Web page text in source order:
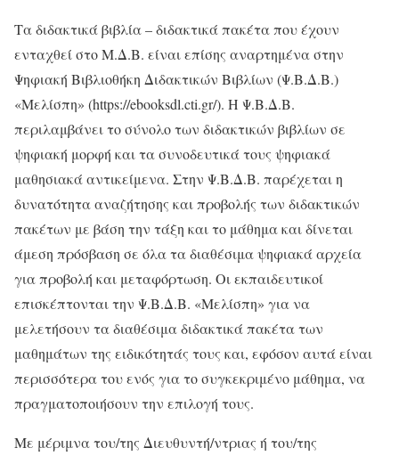
Τα διδακτικά βιβλία – διδακτικά πακέτα που έχουν
ενταχθεί στο Μ.Δ.Β. είναι επίσης αναρτημένα στην
Ψηφιακή Βιβλιοθήκη Διδακτικών Βιβλίων (Ψ.Β.Δ.Β.)
«Μελίσπη» (https://ebooksdl.cti.gr/). Η Ψ.Β.Δ.Β.
περιλαμβάνει το σύνολο των διδακτικών βιβλίων σε
ψηφιακή μορφή και τα συνοδευτικά τους ψηφιακά
μαθησιακά αντικείμενα. Στην Ψ.Β.Δ.Β. παρέχεται η
δυνατότητα αναζήτησης και προβολής των διδακτικών
πακέτων με βάση την τάξη και το μάθημα και δίνεται
άμεση πρόσβαση σε όλα τα διαθέσιμα ψηφιακά αρχεία
για προβολή και μεταφόρτωση. Οι εκπαιδευτικοί
επισκέπτονται την Ψ.Β.Δ.Β. «Μελίσπη» για να
μελετήσουν τα διαθέσιμα διδακτικά πακέτα των
μαθημάτων της ειδικότητάς τους και, εφόσον αυτά είναι
περισσότερα του ενός για το συγκεκριμένο μάθημα, να
πραγματοποιήσουν την επιλογή τους.
Με μέριμνα του/της Διευθυντή/ντριας ή του/της